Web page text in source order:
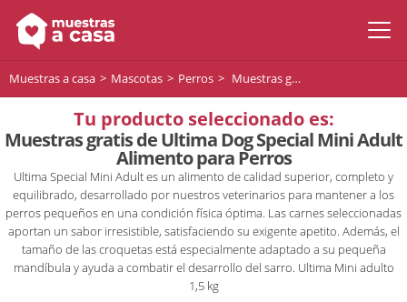
Muestras a casa Mascotas Perros Muestras gratis de Ultima Dog Special Mini Adult Alimento para Perros
Tu producto seleccionado es:
Muestras gratis de Ultima Dog Special Mini Adult
Alimento para Perros
Ultima Special Mini Adult es un alimento de calidad superior, completo y
equilibrado, desarrollado por nuestros veterinarios para mantener a los
perros pequeños en una condición física óptima. Las carnes seleccionadas
aportan un sabor irresistible, satisfaciendo su exigente apetito. Además, el
tamaño de las croquetas está especialmente adaptado a su pequeña
mandíbula y ayuda a combatir el desarrollo del sarro. Ultima Mini adulto
1,5 kg